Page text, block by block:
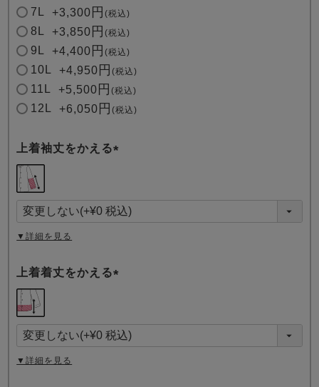
7L +3,300 税込
8L +3,850 税込
9L +4,400 税込
10L +4,950 税込
11L +5,500 税込
12L +6,050 税込
上着袖丈をかえる
須
)
▼詳細を見る
上着着丈をかえる
須
)
▼詳細を見る